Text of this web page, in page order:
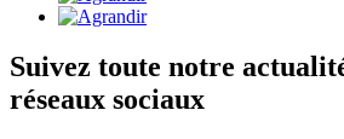
Suivez toute notre
réseaux sociaux